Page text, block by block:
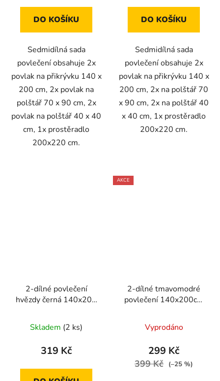
DO KOŠÍKU
Sedmidílná sada
povlečení obsahuje 2x
povlak na přikrývku 140 x
200 cm, 2x povlak na
polštář 70 x 90 cm, 2x
povlak na polštář 40 x 40
cm, 1x prostěradlo
200x220 cm.
DO KOŠÍKU
Sedmidílná sada
povlečení obsahuje 2x
povlak na přikrývku 140 x
200 cm, 2x na polštář 70
x 90 cm, 2x na polštář 40
x 40 cm, 1x prostěradlo
200x220 cm.
2-dílné povlečení
hvězdy černá 140x200
Skladem (2 ks)
319 Kč
AKCE
2-dílné tmavomodré
povlečení 140x200cm
Vyprodáno
299 Kč
399 Kč (–25 %)